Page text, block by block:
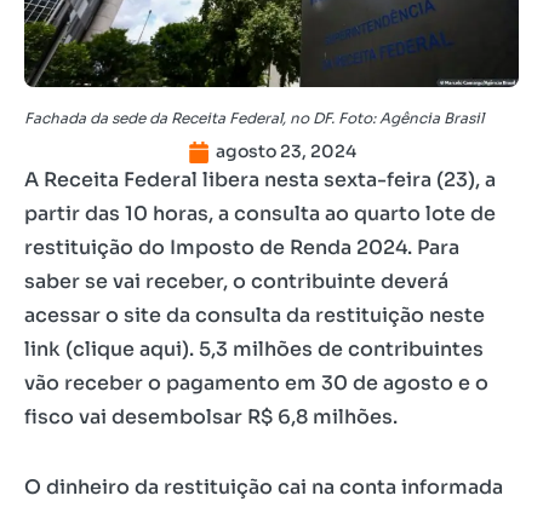
Fachada da sede da Receita Federal, no DF. Foto: Agência Brasil
agosto 23, 2024
A Receita Federal libera nesta sexta-feira (23), a
partir das 10 horas, a consulta ao quarto lote de
restituição do Imposto de Renda 2024. Para
saber se vai receber, o contribuinte deverá
acessar o site da consulta da restituição neste
link (clique aqui). 5,3 milhões de contribuintes
vão receber o pagamento em 30 de agosto e o
fisco vai desembolsar R$ 6,8 milhões.
O dinheiro da restituição cai na conta informada